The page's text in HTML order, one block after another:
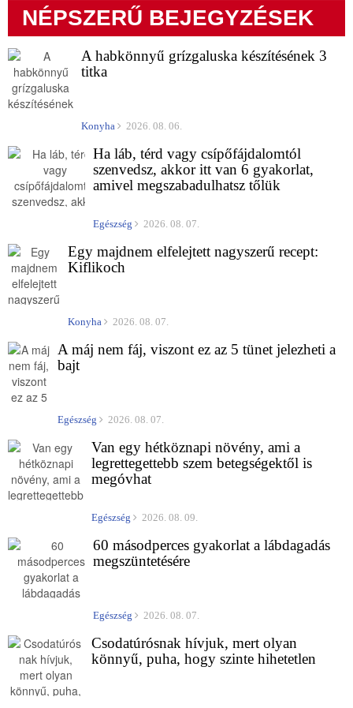
NÉPSZERŰ BEJEGYZÉSEK
A habkönnyű grízgaluska készítésének 3
titka
Konyha 2026. 08. 06.
Ha láb, térd vagy csípőfájdalomtól
szenvedsz, akkor itt van 6 gyakorlat,
amivel megszabadulhatsz tőlük
Egészség 2026. 08. 07.
Egy majdnem elfelejtett nagyszerű recept:
Kiflikoch
Konyha 2026. 08. 07.
A máj nem fáj, viszont ez az 5 tünet jelezheti a
bajt
Egészség 2026. 08. 07.
Van egy hétköznapi növény, ami a
legrettegettebb szem betegségektől is
megóvhat
Egészség 2026. 08. 09.
60 másodperces gyakorlat a lábdagadás
megszüntetésére
Egészség 2026. 08. 07.
Csodatúrósnak hívjuk, mert olyan
könnyű, puha, hogy szinte hihetetlen